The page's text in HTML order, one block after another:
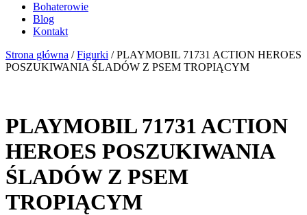
Bohaterowie
Blog
Kontakt
Strona główna /Figurki / PLAYMOBIL 71731 ACTION HEROES
POSZUKIWANIA ŚLADÓW Z PSEM TROPIĄCYM
PLAYMOBIL 71731 ACTION
HEROES POSZUKIWANIA
ŚLADÓW Z PSEM
TROPIĄCYM